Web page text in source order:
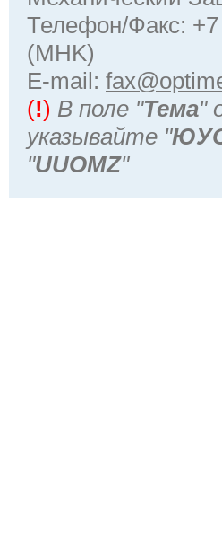
Телефон/Факс:
(MHK)
Е-mail:
(!) В поле "Тема"
указывайте "
"UUOMZ"